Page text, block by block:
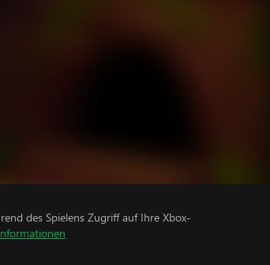
des Spielens Zugriff auf Ihre Xbox-